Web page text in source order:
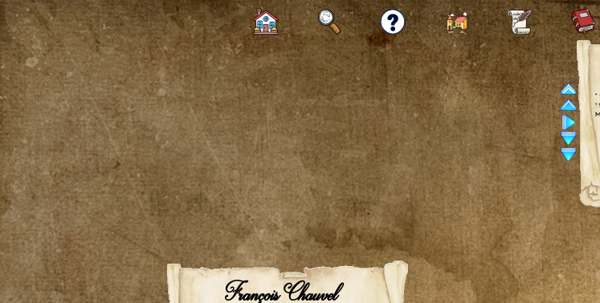
°
†
François Chauvel